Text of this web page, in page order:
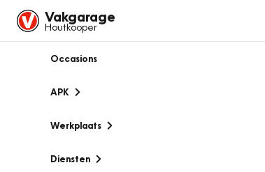
Vakgarage
Houtkooper
Occasions
APK
Werkplaats
Diensten